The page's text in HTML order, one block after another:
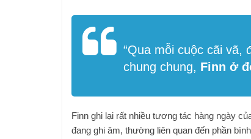
“Qua mỗi cuộc cãi vã,
chung chung, Finn ở
Finn ghi lại rất nhiều tương tác hàng ngày
đang ghi âm, thường liên quan đến phần